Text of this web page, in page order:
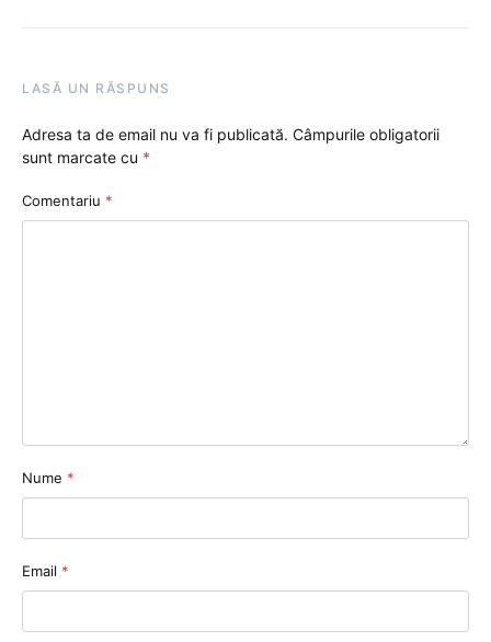
LASĂ UN RĂSPUNS
Adresa ta de email nu va fi publicată. Câmpurile obligatorii
sunt marcate cu *
Comentariu *
Nume *
Email *